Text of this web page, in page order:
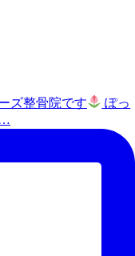
ズ整骨院です
ぽっ
…